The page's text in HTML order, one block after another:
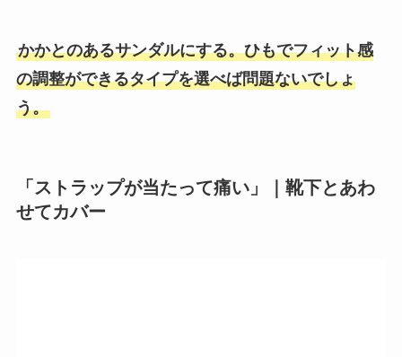
かかとのあるサンダルにする。ひもでフィット感
の調整ができるタイプを選べば問題ないでしょ
う。
「ストラップが当たって痛い」｜靴下とあわ
せてカバー